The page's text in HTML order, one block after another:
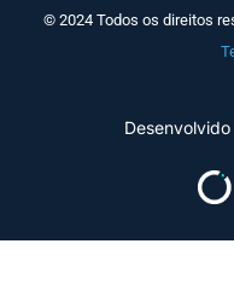
© 2024 Todos os direitos